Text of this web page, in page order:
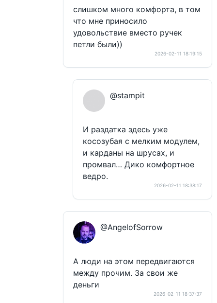
слишком много комфорта, в том
что мне приносило
удовольствие вместо ручек
петли были))
2026-02-11 18:19:15
@stampit
И раздатка здесь уже
косозубая с мелким модулем,
и карданы на шрусах, и
промвал… Дико комфортное
ведро.
2026-02-11 18:38:17
@AngelofSorrow
А люди на этом передвигаются
между прочим. За свои же
деньги
2026-02-11 18:37:37